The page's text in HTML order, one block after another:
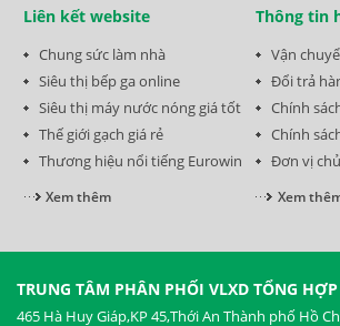
Liên kết website
Chung sức làm nhà
Siêu thị bếp ga online
Siêu thị máy nước nóng giá tốt
Thế giới gạch giá rẻ
Thương hiệu nổi tiếng Eurowin
Xem thêm
Thông tin
Vận
Đổi trả
Chính
Chính
Đơn vị
Xem
TRUNG TÂM PHÂN PHỐI VLXD TỔNG
465 Hà Huy Giáp,KP 45,Thới An Thành phố Hồ